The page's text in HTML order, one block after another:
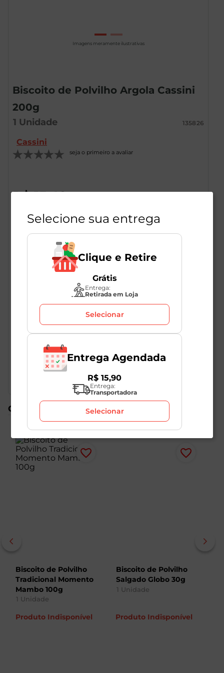
Imagens meramente ilustrativas
Biscoito de Polvilho Argola Cassini
200g
1 Unidade 135826
Cassini
seja o primeiro a avaliar
R$ 15,49
Descrição do Produto
O biscoito de polvilho é feito assado, mantendo os
hábitos de boa saúde. Crocante e saboroso, o biscoito
fará sucesso com todas as idades. Formato de argola.
Compre também
Biscoito de Polvilho
Tradicional Momento
Mambo 100g
1 Unidade
Biscoito de Polvilho
Salgado Globo 30g
1 Unidade
Selecione sua entrega
Clique e Retire
Grátis
Entrega:
Retirada em Loja
Selecionar
Entrega Agendada
R$ 15,90
Entrega:
Transportadora
Selecionar